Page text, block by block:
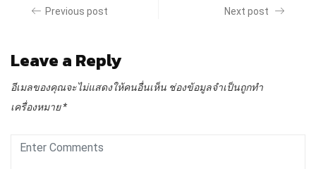
Previous post Next post
Leave a Reply
อีเมลของคุณจะไม่แสดงให้คนอื่นเห็น ช่องข้อมูลจำเป็นถูกทำ
เครื่องหมาย*